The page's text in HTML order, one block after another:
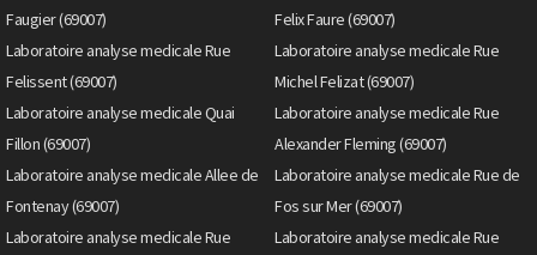
Faugier (69007)
Felix Faure (69007)
Laboratoire analyse medicale Rue
Felissent (69007)
Laboratoire analyse medicale Rue
Michel Felizat (69007)
Laboratoire analyse medicale Quai
Fillon (69007)
Laboratoire analyse medicale Rue
Alexander Fleming (69007)
Laboratoire analyse medicale Allee de
Fontenay (69007)
Laboratoire analyse medicale Rue de
Fos sur Mer (69007)
Laboratoire analyse medicale Rue
Laboratoire analyse medicale Rue